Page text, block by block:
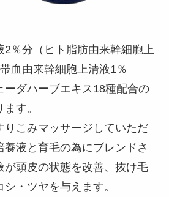
％分（ヒト脂肪由来幹細胞上
血由来幹細胞上清液1％
ーダハーブエキス18種配合の
す。
こみマッサージしていただ
養液と育毛の為にブレンドさ
が頭皮の状態を改善、抜け毛
・ツヤを与えます。